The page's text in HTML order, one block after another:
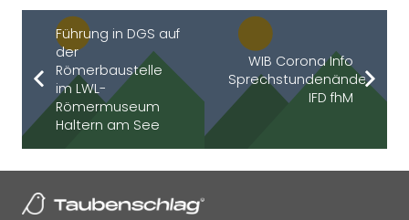
Führung in DGS auf
der
Römerbaustelle
im LWL-
Römermuseum
Haltern am See
WIB Corona Info
Sprechstundenänderung
IFD fhM